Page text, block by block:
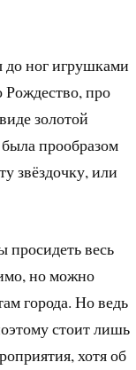
до ног игрушками
Рождество, про
золотой
прообразом
звёздочку, или
просидеть весь
но можно
города. Но ведь
стоит лишь
хотя об